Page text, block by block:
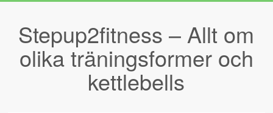
Stepup2fitness – Allt om
olika träningsformer och
kettlebells